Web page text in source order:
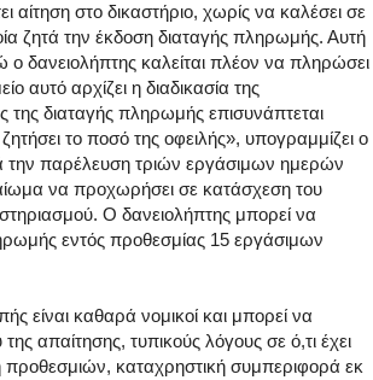
αίτηση στο δικαστήριο, χωρίς να καλέσει σε
ζητά την έκδοση διαταγής πληρωμής. Αυτή
ο δανειολήπτης καλείται πλέον να πληρώσει
αυτό αρχίζει η διαδικασία της
της διαταγής πληρωμής επισυνάπτεται
το ποσό της οφειλής», υπογραμμίζει ο
την παρέλευση τριών εργάσιμων ημερών
να προχωρήσει σε κατάσχεση του
Ο δανειολήπτης μπορεί να
εντός προθεσμίας 15 εργάσιμων
είναι καθαρά νομικοί και μπορεί να
απαίτησης, τυπικούς λόγους σε ό,τι έχει
προθεσμιών, καταχρηστική συμπεριφορά εκ